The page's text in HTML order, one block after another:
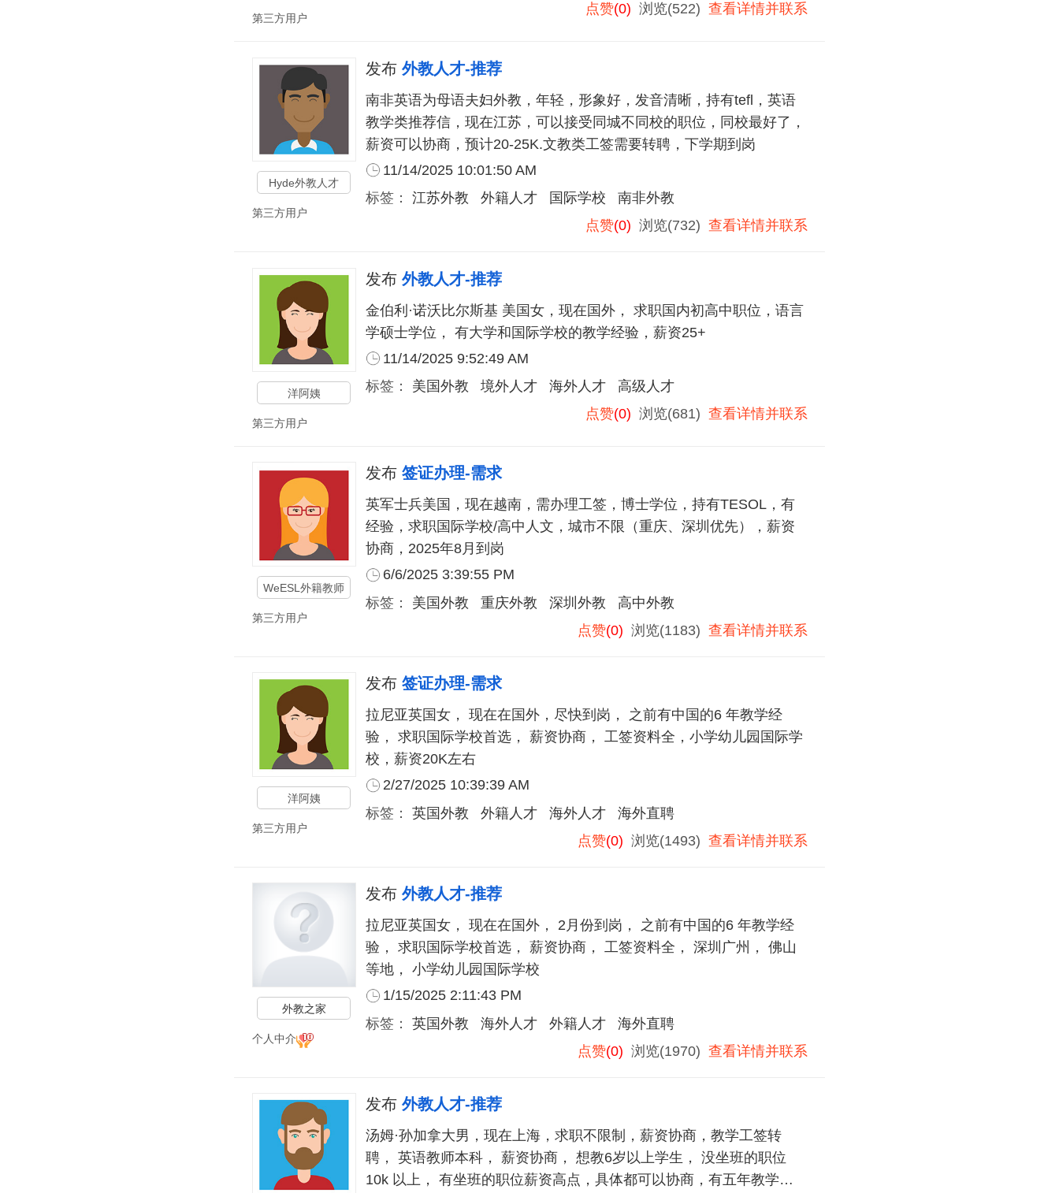
第三方用户
点赞(0) 浏览(522) 查看详情并联系
Hyde外教人才
第三方用户
发布 外教人才-推荐
南非英语为母语夫妇外教，年轻，形象好，发音清晰，持有tefl，英语
教学类推荐信，现在江苏，可以接受同城不同校的职位，同校最好了，
薪资可以协商，预计20-25K.文教类工签需要转聘，下学期到岗
11/14/2025 10:01:50 AM
标签： 江苏外教 外籍人才 国际学校
南非外教
点赞(0) 浏览(732) 查看详情并联系
洋阿姨
第三方用户
发布 外教人才-推荐
金伯利·诺沃比尔斯基 美国女，现在国外， 求职国内初高中职位，语言
学硕士学位， 有大学和国际学校的教学经验，薪资25+
11/14/2025 9:52:49 AM
标签： 美国外教 境外人才 海外人才
高级人才
点赞(0) 浏览(681) 查看详情并联系
WeESL外籍教师
第三方用户
发布 签证办理-需求
英军士兵美国，现在越南，需办理工签，博士学位，持有TESOL，有
经验，求职国际学校/高中人文，城市不限（重庆、深圳优先），薪资
协商，2025年8月到岗
6/6/2025 3:39:55 PM
标签： 美国外教 重庆外教 深圳外教
高中外教
点赞(0) 浏览(1183) 查看详情并联系
洋阿姨
第三方用户
发布 签证办理-需求
拉尼亚英国女， 现在在国外，尽快到岗， 之前有中国的6 年教学经
验， 求职国际学校首选， 薪资协商， 工签资料全，小学幼儿园国际学
校，薪资20K左右
2/27/2025 10:39:39 AM
标签： 英国外教 外籍人才 海外人才
海外直聘
点赞(0) 浏览(1493) 查看详情并联系
外教之家
个人中介
发布 外教人才-推荐
拉尼亚英国女， 现在在国外， 2月份到岗， 之前有中国的6 年教学经
验， 求职国际学校首选， 薪资协商， 工签资料全， 深圳广州， 佛山
等地， 小学幼儿园国际学校
1/15/2025 2:11:43 PM
标签： 英国外教 海外人才 外籍人才
海外直聘
点赞(0) 浏览(1970) 查看详情并联系
发布 外教人才-推荐
汤姆·孙加拿大男，现在上海，求职不限制，薪资协商，教学工签转
聘， 英语教师本科， 薪资协商， 想教6岁以上学生， 没坐班的职位
10k 以上， 有坐班的职位薪资高点，具体都可以协商，有五年教学经